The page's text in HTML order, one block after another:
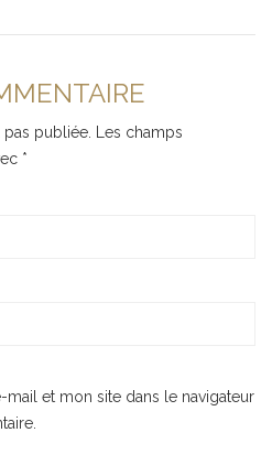
publiée. Les champs
*
et mon site dans le navigateur